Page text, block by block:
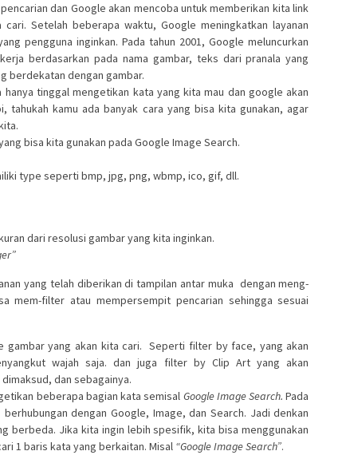
dan Google akan mencoba untuk memberikan kita link
Setelah beberapa waktu, Google meningkatkan layanan
pengguna inginkan. Pada tahun 2001, Google meluncurkan
berdasarkan pada nama gambar, teks dari pranala yang
berdekatan dengan gambar.
hanya tinggal mengetikan kata yang kita mau dan google akan
tahukah kamu ada banyak cara yang bisa kita gunakan, agar
bisa kita gunakan pada Google Image Search.
type seperti bmp, jpg, png, wbmp, ico, gif, dll.
dari resolusi gambar yang kita inginkan.
yang telah diberikan di tampilan antar muka dengan meng-
mem-filter atau mempersempit pencarian sehingga sesuai
yang akan kita cari. Seperti filter by face, yang akan
wajah saja. dan juga filter by Clip Art yang akan
dan sebagainya.
beberapa bagian kata semisal Google Image Search.Pada
dengan Google, Image, dan Search. Jadi denkan
berbeda. Jika kita ingin lebih spesifik, kita bisa menggunakan
1 baris kata yang berkaitan. Misal “Google Image Search”.